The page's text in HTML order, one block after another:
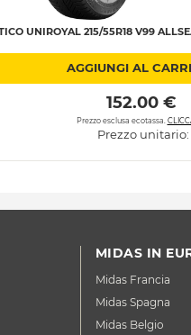
UNIROYAL 215/55R18 V99
AGGIUNGI AL
152.00 €
Prezzo esclusa ecotassa.
Prezzo unitario:
MIDAS IN
Midas Francia
Midas Spagna
Midas Belgio